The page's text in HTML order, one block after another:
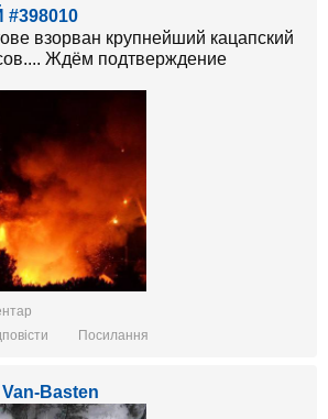
#398010
взорван крупнейший кацапский
Ждём подтверждение
Посилання
Basten